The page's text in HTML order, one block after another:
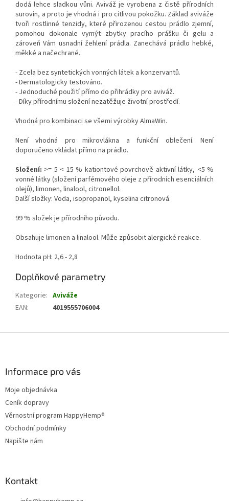
dodá lehce sladkou vůni. Aviváž je vyrobena z čistě přírodních
surovin, a proto je vhodná i pro citlivou pokožku. Základ aviváže
tvoři rostlinné tenzidy, které přirozenou cestou prádlo zjemní,
pomohou dokonale vymýt zbytky pracího prášku či gelu a
zároveň Vám usnadní žehlení prádla. Zanechává prádlo hebké,
měkké a načechrané.
- Zcela bez syntetických vonných látek a konzervantů.
- Dermatologicky testováno.
- Jednoduché použití přímo do přihrádky pro aviváž.
- Díky přírodnímu složení nezatěžuje životní prostředí.
Vhodná pro kombinaci se všemi výrobky AlmaWin.
Není vhodná pro mikrovlákna a funkční oblečení. Není
doporučeno vkládat přímo na prádlo.
Složení: >= 5 < 15 % kationtové povrchově aktivní látky, <5 %
vonné látky (složení parfémového oleje z přírodních esenciálních
olejů), limonen, linalool, citronellol.
Další složky: Voda, isopropanol, kyselina citronová.
99 % složek je přírodního původu.
Obsahuje limonen a linalool. Může způsobit alergické reakce.
Hodnota pH: 2,6 - 2,8
Doplňkové parametry
Kategorie: Aviváže
EAN: 4019555706004
Informace pro vás
Moje objednávka
Ceník dopravy
Věrnostní program HappyHemp®
Obchodní podmínky
Napište nám
Kontakt